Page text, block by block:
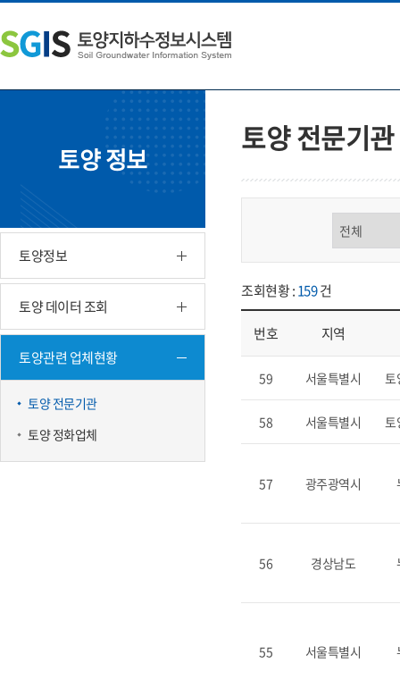
문
내
용
쪽
메
뉴
단
주
소
토양 정보
토양정보
토양 데이터 조회
토양관련 업체현황
토양 전문기관
토양 정화업체
토양 전문기관
조회현황 :159건
번호 지역
59 서울특별시 토
58 서울특별시 토
57 광주광역시
56 경상남도
55 서울특별시